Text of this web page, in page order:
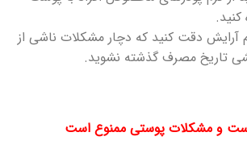
آرایش دقت کنید که دچار مشکلات ناشی از
تاریخ مصرف گذشته نشوید.
و مشکلات پوستی ممنوع است